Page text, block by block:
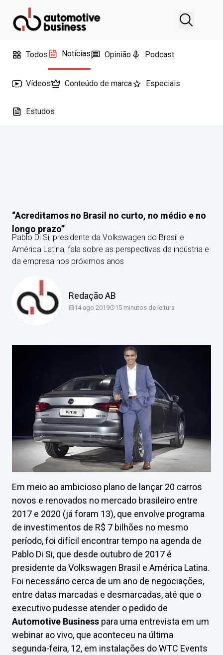
Todos Notícias Opinião Podcast
Vídeos Conteúdo de marca Especiais
Estudos
“Acreditamos no Brasil no curto, no médio e no
longo prazo”
Pablo Di Si, presidente da Volkswagen do Brasil e
América Latina, fala sobre as perspectivas da indústria e
da empresa nos próximos anos
Redação AB
14 ago 2019 15 minutos de leitura
Em meio ao ambicioso plano de lançar 20 carros
novos e renovados no mercado brasileiro entre
2017 e 2020 (já foram 13), que envolve programa
de investimentos de R$ 7 bilhões no mesmo
período, foi difícil encontrar tempo na agenda de
Pablo Di Si, que desde outubro de 2017 é
presidente da Volkswagen Brasil e América Latina.
Foi necessário cerca de um ano de negociações,
entre datas marcadas e desmarcadas, até que o
executivo pudesse atender o pedido de
Automotive Business para uma entrevista em um
webinar ao vivo, que aconteceu na última
segunda-feira, 12, em instalações do WTC Events